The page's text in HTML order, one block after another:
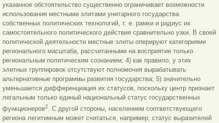
указанное обстоятельство существенно ограничивает возможности
использования местными элитами унитарного государства
собственных политических технологий, т. е. рамки и радиус их
самостоятельного политического действия сравнительно узки. В своей
политической деятельности местные элиты оперируют категориями
регионального масштаба, рассчитанными на восприятие только
региональным политическим сознанием; 4) как правило, у этих
элитных группировок отсутствуют полномочия вырабатывать
альтернативные программы развития государства; 5) значительно
уменьшается дифференциация их статусов, поскольку центр признает
легальным только единый национальный статус государственных
функционеров2. С другой стороны, населением соответствующего
региона легитимным может считаться, например, статус выразителей